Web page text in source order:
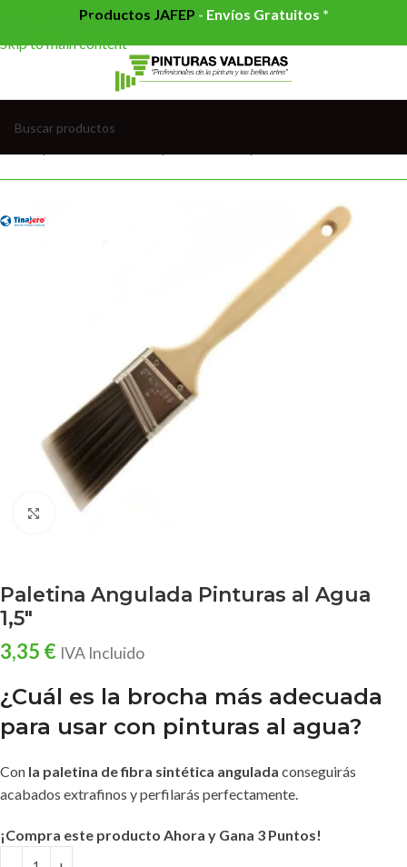
Skip to navigation
Skip to main content
Productos JAFEP - Envíos Gratuitos *
Clic para ampliar
Paletina Angulada Pinturas al Agua
1,5″
3,35 € IVA Incluido
¿Cuál es la brocha más adecuada
para usar con pinturas al agua?
Con la paletina de fibra sintética angulada conseguirás
acabados extrafinos y perfilarás perfectamente.
¡Compra este producto Ahora y Gana 3 Puntos!